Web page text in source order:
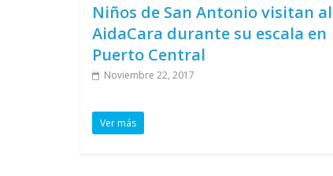
Niños de San Antonio visitan al
AidaCara durante su escala en
Puerto Central
Noviembre 22, 2017
Ver más